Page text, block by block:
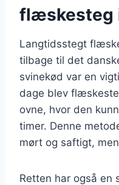
flæskesteg
Langtidsstegt
tilbage til det
svinekød var en
dage blev
ovne, hvor den
timer. Denne
mørt og saftigt,
Retten har også en